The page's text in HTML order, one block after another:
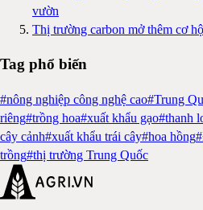
vườn
Thị trường carbon mở thêm cơ
Tag phổ biến
#nông nghiệp công nghệ cao#Trung
riêng#trồng hoa#xuất khẩu gạo#thanh
cây cảnh#xuất khẩu trái cây#hoa hồng#
trồng#thị trường Trung Quốc